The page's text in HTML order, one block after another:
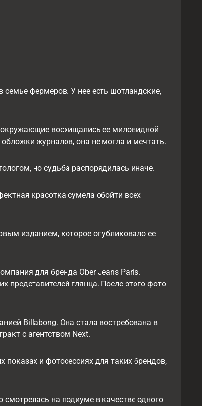
фермеров. У нее есть шотландские,
восхищались ее миловидной
журналов, она не могла и мечтать.
но судьба распорядилась иначе.
красотка сумела обойти всех
изданием, которое опубликовало ее
для бренда Ober Jeans Paris.
глянца. После этого фото
Billabong. Она стала востребована в
с агентством Next.
показах и фотосессиях для таких брендов,
на подиуме в качестве одного